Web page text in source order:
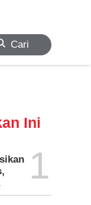
Cari
Ini
1